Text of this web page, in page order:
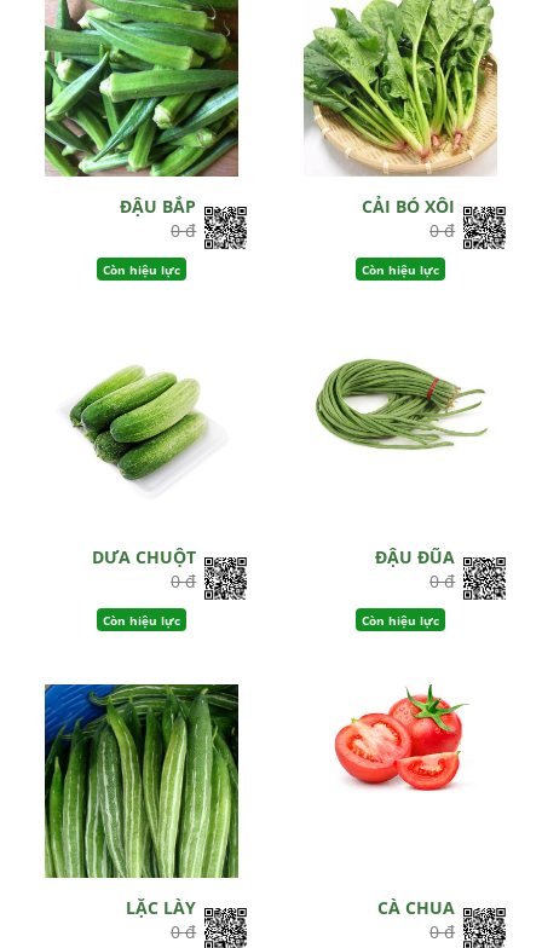
ĐẬU BẮP
0 đ
Còn hiệu lực
CẢI BÓ XÔI
0 đ
Còn hiệu lực
DƯA CHUỘT
0 đ
Còn hiệu lực
ĐẬU ĐŨA
0 đ
Còn hiệu lực
LẶC LÀY
0 đ
CÀ CHUA
0 đ